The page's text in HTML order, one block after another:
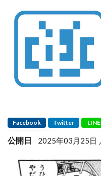
Facebook Twitter LINE
公開日 2025年03月25日